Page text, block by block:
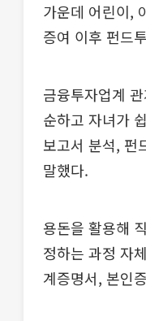
가운데 어린이,
증여 이후 펀드
금융투자업계
순하고 자녀가
보고서 분석, 펀
말했다.
용돈을 활용해
정하는 과정 자
계증명서, 본인